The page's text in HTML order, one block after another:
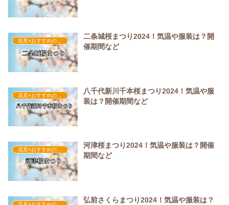
二条城桜まつり2024！気温や服装は？開
催期間など
八千代新川千本桜まつり2024！気温や服
装は？開催期間など
花見×おすすめの服装
河津桜まつり2024！気温や服装は？開催
期間など
弘前さくらまつり2024！気温や服装は？